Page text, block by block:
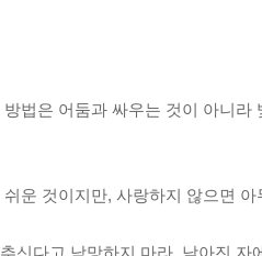
방법은 어둠과 싸우는 것이 아니라
쉬운 것이지만, 사랑하지 않으면